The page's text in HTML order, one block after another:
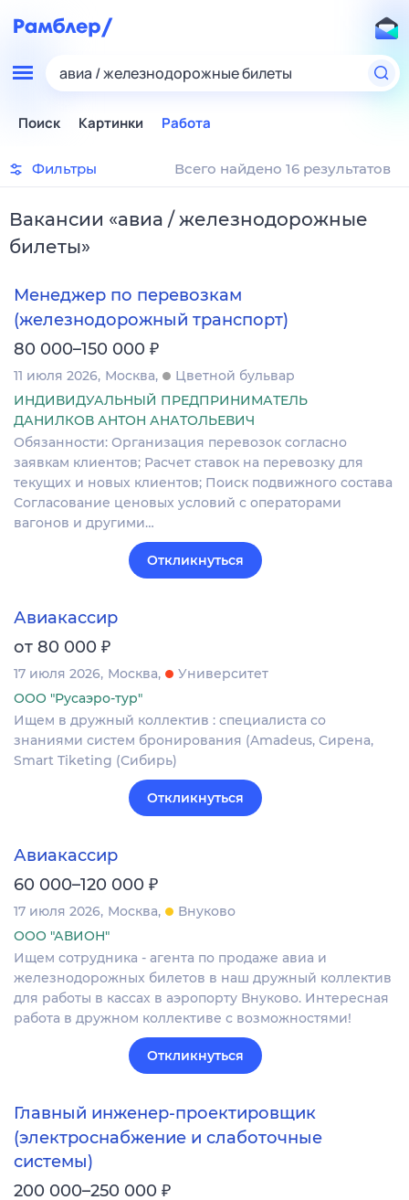
авиа / железнодорожные билеты
Поиск Картинки Работа
Фильтры Всего найдено 16 результатов
Вакансии «авиа / железнодорожные
билеты»
Менеджер по перевозкам
(железнодорожный транспорт)
80 000–150 000 ₽
11 июля 2026 Москва
Цветной бульвар
ИНДИВИДУАЛЬНЫЙ ПРЕДПРИНИМАТЕЛЬ
ДАНИЛКОВ АНТОН АНАТОЛЬЕВИЧ
Обязанности: Организация перевозок согласно
заявкам клиентов; Расчет ставок на перевозку для
текущих и новых клиентов; Поиск подвижного состава
Согласование ценовых условий с операторами
вагонов и другими…
Откликнуться
Авиакассир
от 80 000 ₽
17 июля 2026 Москва
Университет
ООО "Русаэро-тур"
Ищем в дружный коллектив : специалиста со
знаниями систем бронирования (Amadeus, Сирена,
Smart Tiketing (Сибирь)
Откликнуться
Авиакассир
60 000–120 000 ₽
17 июля 2026 Москва
Внуково
ООО "АВИОН"
Ищем сотрудника - агента по продаже авиа и
железнодорожных билетов в наш дружный коллектив
для работы в кассах в аэропорту Внуково. Интересная
работа в дружном коллективе с возможностями!
Откликнуться
Главный инженер‑проектировщик
(электроснабжение и слаботочные
системы)
200 000–250 000 ₽